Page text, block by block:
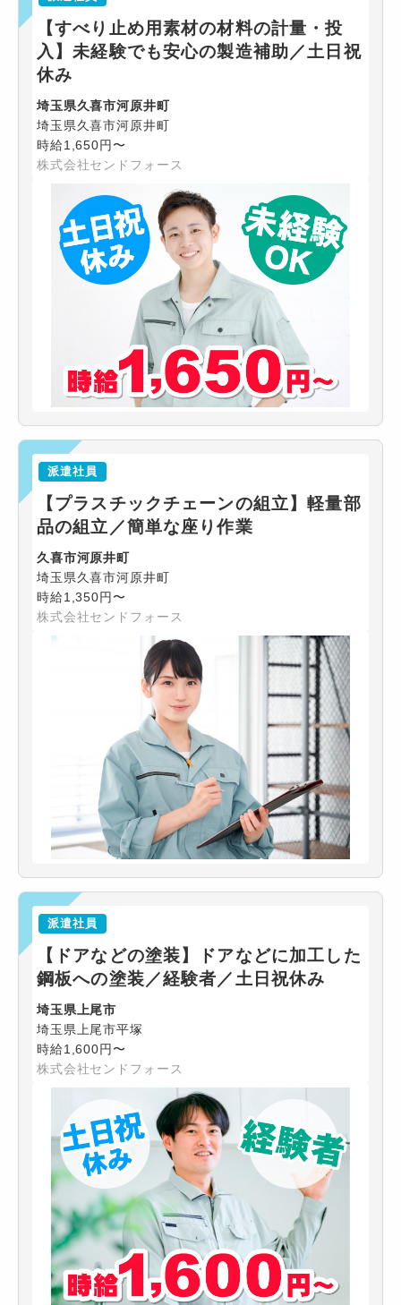
【すべり止め用素材の材料の計量・投
入】未経験でも安心の製造補助／土日祝
休み
埼玉県久喜市河原井町
埼玉県久喜市河原井町
時給1,650円〜
株式会社センドフォース
派遣社員
【プラスチックチェーンの組立】軽量部
品の組立／簡単な座り作業
久喜市河原井町
埼玉県久喜市河原井町
時給1,350円〜
株式会社センドフォース
派遣社員
【ドアなどの塗装】ドアなどに加工した
鋼板への塗装／経験者／土日祝休み
埼玉県上尾市
埼玉県上尾市平塚
時給1,600円〜
株式会社センドフォース